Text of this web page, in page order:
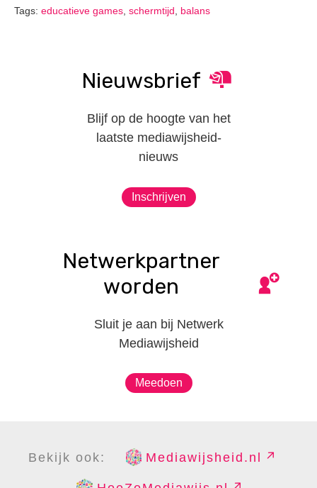
Tags: educatieve games schermtijd balans
Nieuwsbrief
Blijf op de hoogte van het
laatste mediawijsheid-
nieuws
Inschrijven
Netwerkpartner
worden
Sluit je aan bij Netwerk
Mediawijsheid
Meedoen
Bekijk ook: Mediawijsheid.nl